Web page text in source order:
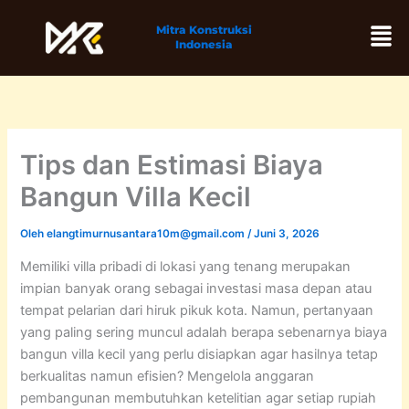
Mitra Konstruksi
Indonesia
Tips dan Estimasi Biaya
Bangun Villa Kecil
Olehelangtimurnusantara10m@gmail.com/Juni 3, 2026
Memiliki villa pribadi di lokasi yang tenang merupakan
impian banyak orang sebagai investasi masa depan atau
tempat pelarian dari hiruk pikuk kota. Namun, pertanyaan
yang paling sering muncul adalah berapa sebenarnya biaya
bangun villa kecil yang perlu disiapkan agar hasilnya tetap
berkualitas namun efisien? Mengelola anggaran
pembangunan membutuhkan ketelitian agar setiap rupiah